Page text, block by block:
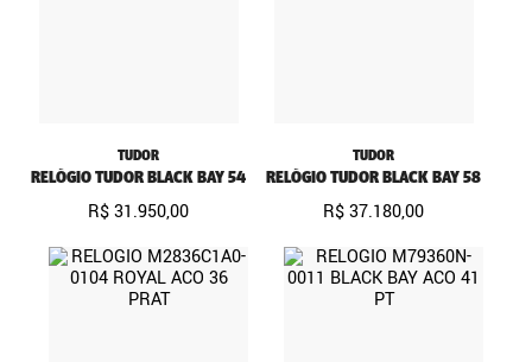
TUDOR
RELÓGIO TUDOR BLACK BAY 54
R$31.950,00
TUDOR
RELÓGIO TUDOR BLACK BAY 58
R$37.180,00